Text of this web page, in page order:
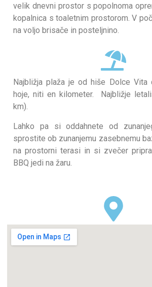
velik dnevni prostor s popolnoma
kopalnica s toaletnim prostorom. V
na voljo brisače in posteljnino.
Najbližja plaža je od hiše Dolce Vita
hoje, niti en kilometer. Najbližje
km).
Lahko pa si oddahnete od
sprostite ob zunanjemu zasebnemu
na prostorni terasi in si zvečer
BBQ jedi na žaru.